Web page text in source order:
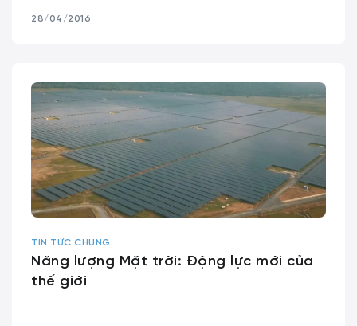
28/04/2016
TIN TỨC CHUNG
Năng lượng Mặt trời: Động lực mới của
thế giới